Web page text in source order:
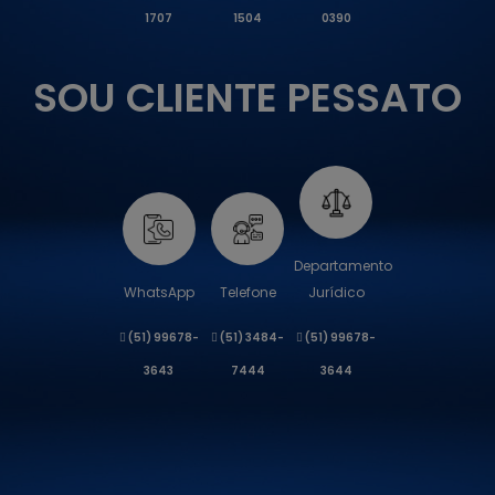
1707
1504
0390
SOU CLIENTE PESSATO
WhatsApp
(51) 99678-
3643
Telefone
(51) 3484-
7444
Departamento
Jurídico
(51) 99678-
3644